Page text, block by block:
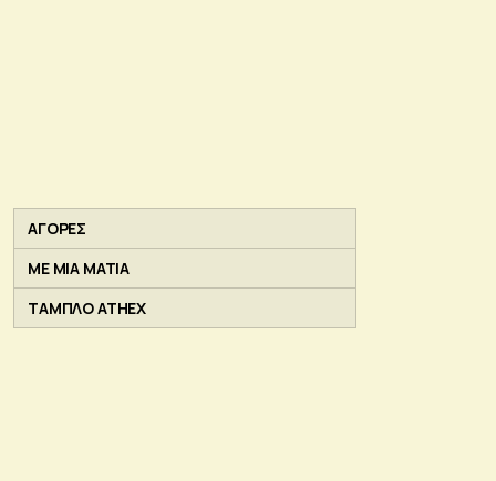
ΑΓΟΡΕΣ
ΜΕ ΜΙΑ ΜΑΤΙΑ
ΤΑΜΠΛΟ ATHEX